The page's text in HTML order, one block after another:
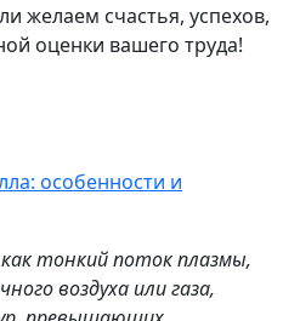
желаем счастья, успехов,
оценки вашего труда!
особенности и
тонкий поток плазмы,
воздуха или газа,